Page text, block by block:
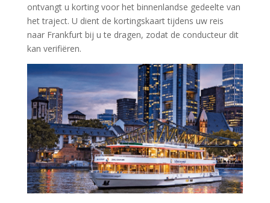
ontvangt u korting voor het binnenlandse gedeelte van
het traject. U dient de kortingskaart tijdens uw reis
naar Frankfurt bij u te dragen, zodat de conducteur dit
kan verifiëren.